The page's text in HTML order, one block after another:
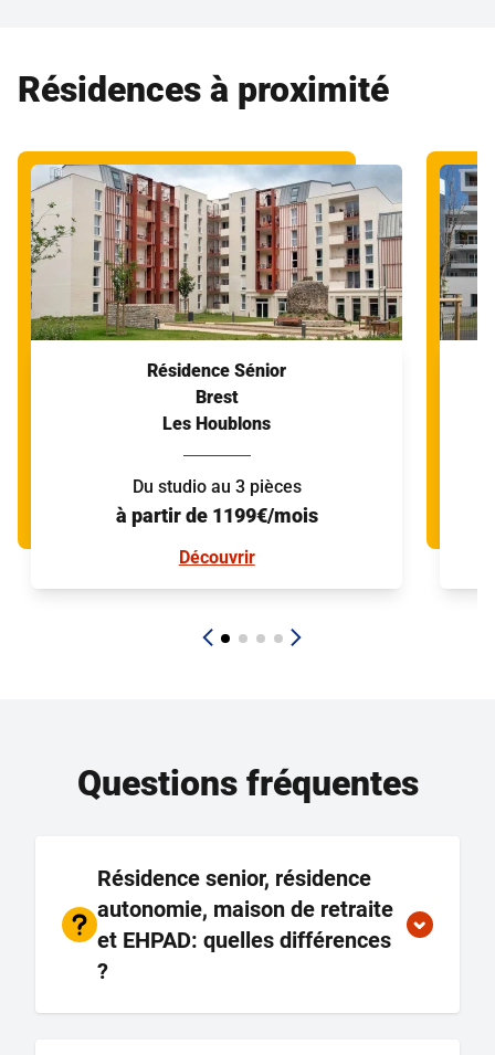
Résidences à proximité
Résidence Sénior
Brest
Les Houblons
Du studio au 3 pièces
à partir de 1199€/mois
Découvrir
Questions fréquentes
Résidence senior, résidence
autonomie, maison de retraite
et EHPAD: quelles différences
?